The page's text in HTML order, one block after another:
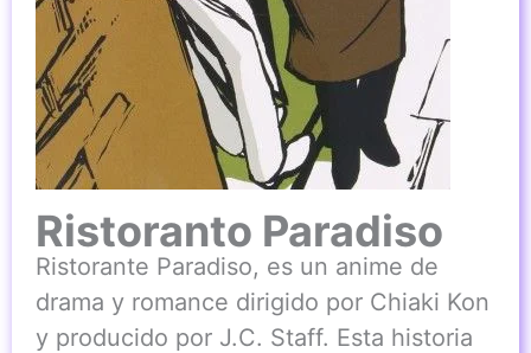
Ristoranto Paradiso
Ristorante Paradiso, es un anime de
drama y romance dirigido por Chiaki Kon
y producido por J.C. Staff. Esta historia